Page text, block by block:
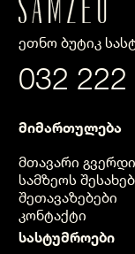
ეთნო ბუტიკ
032
მიმართულება
მთავარი გვერდი
სამზეოს შესახებ
შეთავაზებები
კონტაქტი
სასტუმროები